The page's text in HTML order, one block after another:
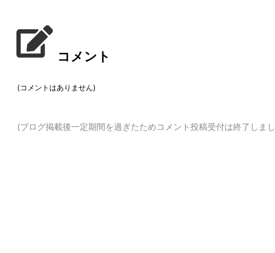
コメント
(コメントはありません)
(ブログ掲載後一定期間を過ぎたためコメント投稿受付は終了しま